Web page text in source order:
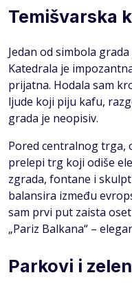
Temišvarska
Jedan od simbola grada
Katedrala je
prijatna. Hodala sam
ljude koji piju kafu,
grada je neopisiv.
Pored centralnog trga,
prelepi trg koji odiše
zgrada, fontane i
balansira između
sam prvi put zaista
„Pariz Balkana“ –
Parkovi i